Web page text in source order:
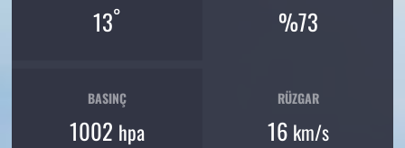
13° %73
BASINÇ
1002 hpa
RÜZGAR
16 km/s